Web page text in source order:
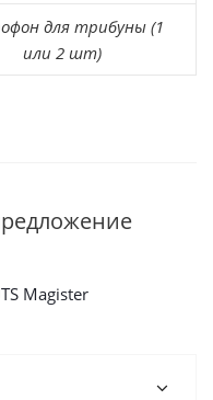
для трибуны (1
или 2 шт)
Magister